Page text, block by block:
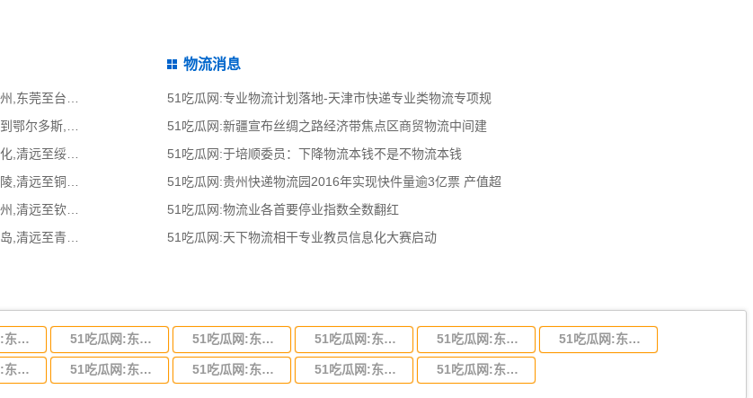
51吃瓜网:清远到绥化物流公司,清远整车物流到绥化,清远至绥化物流专线 - 天南
51吃瓜网:清远到钦州物流公司,清远整车物流到钦州,清远至钦州物流专线 - 天南
物流消息
51吃瓜网:专业物流计划落地-天津市快递专业类物流专项规
51吃瓜网:新疆宣布丝绸之路经济带焦点区商贸物流中间建
51吃瓜网:于培顺委员：下降物流本钱不是不物流本钱
51吃瓜网:贵州快递物流园2016年实现快件量逾3亿票 产值超
51吃瓜网:物流业各首要停业指数全数翻红
51吃瓜网:天下物流相干专业教员信息化大赛启动
51吃瓜网:东莞到河北省物流专线,东莞到河北省物流公司 51吃瓜网:东莞到吉林省物流运输,东莞到吉林省物流公司 51吃瓜网:东莞到甘肃省物流运输,东莞到甘肃省物流公司 51吃瓜网:东莞到陕西省物流运输,东莞到陕西省物流公司 51吃瓜网:东莞到贵州省物流运输,东莞到贵州省物流公司 51吃瓜网:东莞到四川省物流专线,东莞到四川省物流公司
51吃瓜网:东莞到山东省物流专线,东莞到山东省物流公司 51吃瓜网:东莞到江苏物流专线运输,东莞到江苏省物流公司 51吃瓜网:东莞到浙江省物流运输,东莞到浙江省物流公司 51吃瓜网:东莞到福建省物流运输,东莞到福建省物流公司 51吃瓜网:东莞到广西物流专线,东莞到广西物流公司